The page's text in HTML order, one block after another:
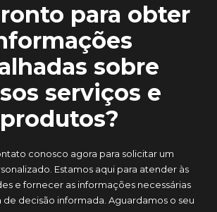
para obter
sobre
serviços e
produtos?
conosco agora para solicitar um
Estamos aqui para atender às
e fornecer as informações necessárias
de decisão informada. Aguardamos o seu